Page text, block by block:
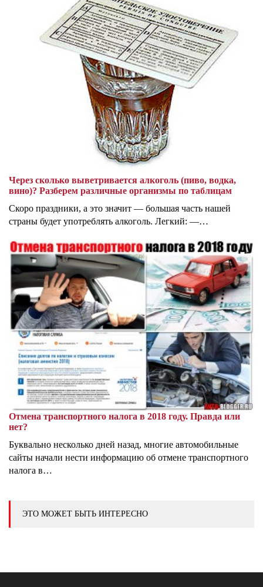
Через сколько выветривается алкоголь (пиво, водка,
вино)? Разберем различные организмы по таблицам
Скоро праздники, а это значит — большая часть нашей
страны будет употреблять алкоголь. Легкий: —…
Отмена транспортного налога в 2018 году. Правда или
нет?
Буквально несколько дней назад, многие автомобильные
сайты начали нести информацию об отмене транспортного
налога в…
ЭТО МОЖЕТ БЫТЬ ИНТЕРЕСНО